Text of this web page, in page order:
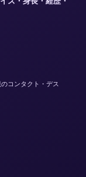
コンタクト・デス